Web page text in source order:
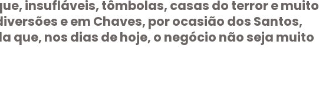
insufláveis, tômbolas, casas do terror e muito
e em Chaves, por ocasião dos Santos,
que, nos dias de hoje, o negócio não seja muito